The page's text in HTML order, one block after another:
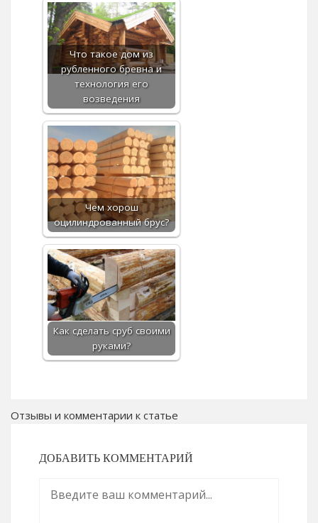
Что такое дом из
рубленного бревна и
технология его
возведения
Чем хорош
оцилиндрованный брус?
Как сделать сруб своими
руками?
Отзывы и комментарии к статье
ДОБАВИТЬ КОММЕНТАРИЙ